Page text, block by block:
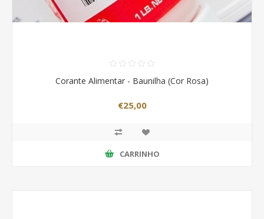
Corante Alimentar - Baunilha (Cor Rosa)
€25,00
CARRINHO